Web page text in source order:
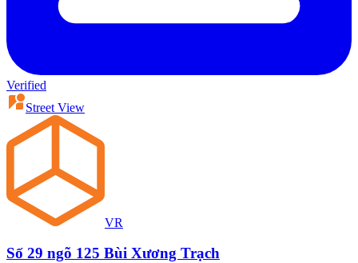
Verified
Street View
VR
Số 29 ngõ 125 Bùi Xương Trạch